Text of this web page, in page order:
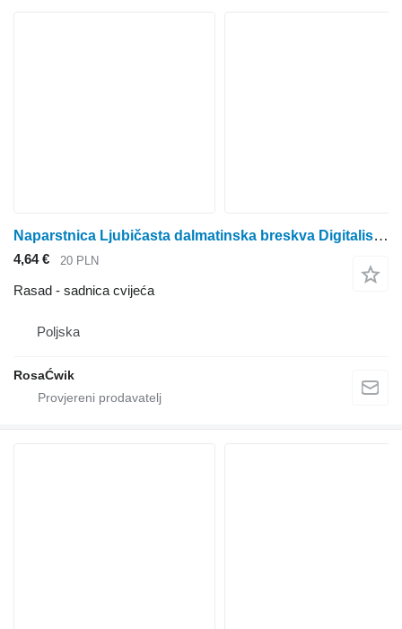
Naparstnica Ljubičasta dalmatinska breskva Digitalis purpurea
4,64 € 20 PLN
Rasad - sadnica cvijeća
Poljska
RosaĆwik